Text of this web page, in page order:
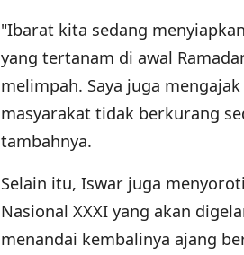
"Ibarat kita sedang
yang tertanam di awal
melimpah. Saya juga
masyarakat tidak berkurang
tambahnya.
Selain itu, Iswar juga
Nasional XXXI yang akan
menandai kembalinya ajang